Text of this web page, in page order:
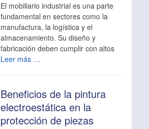
El mobiliario industrial es una parte
fundamental en sectores como la
manufactura, la logística y el
almacenamiento. Su diseño y
fabricación deben cumplir con altos
Leer más …
Beneficios de la pintura
electroestática en la
protección de piezas